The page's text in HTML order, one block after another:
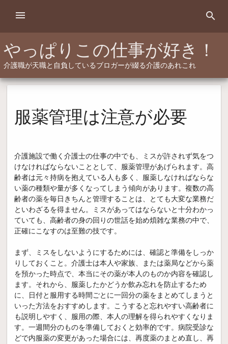
やっぱりこの仕事が好き！
介護職が天職と自負しているブロガーが綴る介護のあれこれ
search
menu
服薬管理は注意が必要
介護施設で働く介護士の仕事の中でも、ミスが許されず気をつ
けなければならないこととして、服薬管理があげられます。高
齢者は元々持病を抱えている人も多く、服薬しなければならな
い薬の種類や量が多くなってしまう傾向があります。複数の高
齢者の薬を毎日きちんと管理することは、とても大変な業務だ
といわざるを得ません。ミスがあってはならないと十分わかっ
ていても、高齢者の身の回りの世話を始め煩雑な業務の中で、
正確にこなすのは至難の技です。
まず、ミスをしないようにするためには、確認と準備をしっか
りしておくこと。介護士は本人や家族、または薬局などから薬
を預かった時点で、本当にその薬が本人のものか内容を確認し
ます。それから、服薬したかどうか飲み忘れを防止するため
に、日付と服用する時間ごとに一回分の薬をまとめてしまうと
いった方法をおすすめします。こうすると忘れやすい高齢者に
も説明しやすく、服用の際、本人の理解を得られやすくなりま
す。一週間分のものを準備しておくと効率的です。病院受診な
どで内服薬の変更があった場合には、再度薬のまとめ直し、再